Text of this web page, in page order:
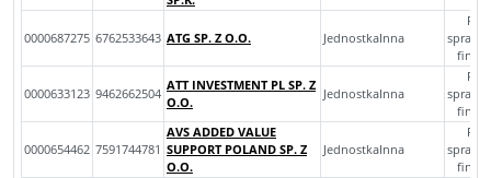
0000687275 6762533643 ATG SP. Z O.O. JednostkaInna
0000633123 9462662504
ATT INVESTMENT PL SP. Z
O.O.
JednostkaInna
0000654462 7591744781
AVS ADDED VALUE
SUPPORT POLAND SP. Z
O.O.
JednostkaInna